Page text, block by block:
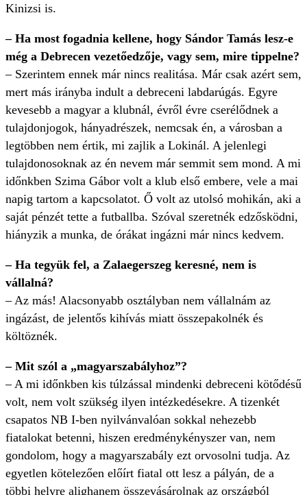
Kinizsi is.
– Ha most fogadnia kellene, hogy Sándor Tamás lesz-e
még a Debrecen vezetőedzője, vagy sem, mire tippelne?
– Szerintem ennek már nincs realitása. Már csak azért sem,
mert más irányba indult a debreceni labdarúgás. Egyre
kevesebb a magyar a klubnál, évről évre cserélődnek a
tulajdonjogok, hányadrészek, nemcsak én, a városban a
legtöbben nem értik, mi zajlik a Lokinál. A jelenlegi
tulajdonosoknak az én nevem már semmit sem mond. A mi
időnkben Szima Gábor volt a klub első embere, vele a mai
napig tartom a kapcsolatot. Ő volt az utolsó mohikán, aki a
saját pénzét tette a futballba. Szóval szeretnék edzős­ködni,
hiányzik a munka, de órákat ingázni már nincs kedvem.
– Ha tegyük fel, a Zalaegerszeg keresné, nem is
vállalná?
– Az más! Alacsonyabb osztályban nem vállalnám az
ingázást, de jelentős kihívás miatt összepakolnék és
költöznék.
– Mit szól a „magyarszabályhoz”?
– A mi időnkben kis túlzással mindenki debreceni kötődésű
volt, nem volt szükség ilyen intézkedésekre. A tizenkét
csapatos NB I-ben nyilvánvalóan sokkal nehezebb
fiatalokat betenni, hiszen eredménykényszer van, nem
gondolom, hogy a magyarszabály ezt orvosolni tudja. Az
egyetlen kötelezően előírt fiatal ott lesz a pályán, de a
többi helyre alighanem összevásárolnak az országból